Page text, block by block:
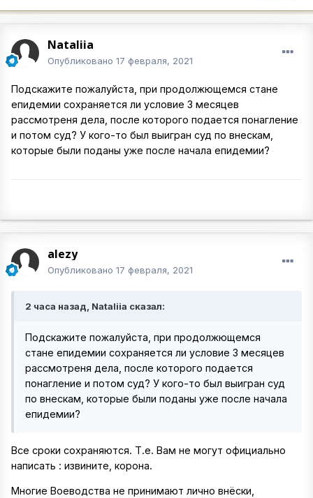
Nataliia
Опубликовано 17 февраля, 2021
Подскажите пожалуйста, при продолжющемся стане
епидемии сохраняется ли условие 3 месяцев
рассмотреня дела, после которого подается понагление
и потом суд? У кого-то был выигран суд по внескам,
которые были поданы уже после начала епидемии?
alezy
Опубликовано 17 февраля, 2021
2 часа назад, Nataliia сказал:
Подскажите пожалуйста, при продолжющемся
стане епидемии сохраняется ли условие 3 месяцев
рассмотреня дела, после которого подается
понагление и потом суд? У кого-то был выигран суд
по внескам, которые были поданы уже после начала
епидемии?
Все сроки сохраняются. Т.е. Вам не могут официально
написать : извините, корона.
Многие Воеводства не принимают лично внёски,